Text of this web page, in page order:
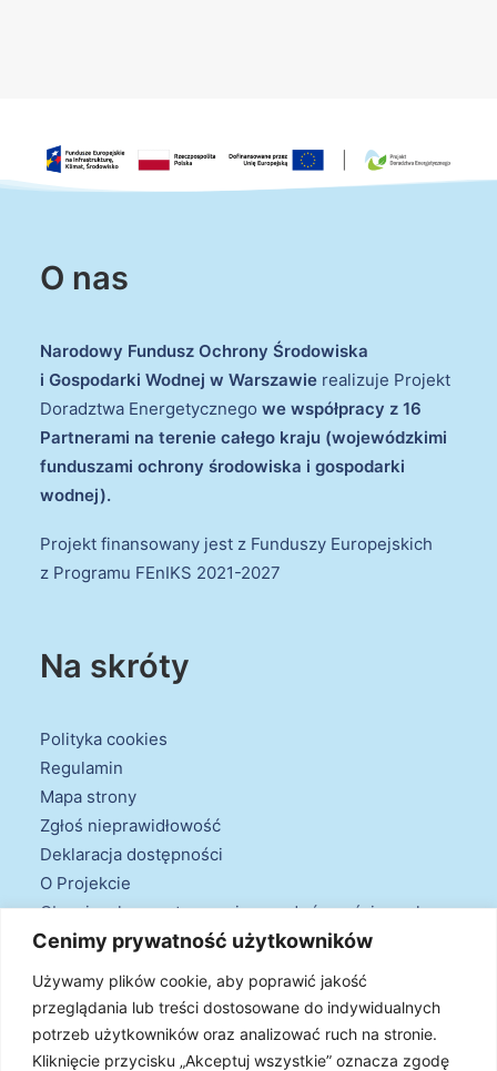
Cenimy prywatność użytkowników
Używamy plików cookie, aby poprawić jakość
przeglądania lub treści dostosowane do indywidualnych
potrzeb użytkowników oraz analizować ruch na stronie.
Kliknięcie przycisku „Akceptuj wszystkie” oznacza zgodę
O nas
Narodowy Fundusz Ochrony Środowiska
i Gospodarki Wodnej w Warszawie realizuje Projekt
Doradztwa Energetycznego we współpracy z 16
Partnerami na terenie całego kraju (wojewódzkimi
funduszami ochrony środowiska i gospodarki
wodnej).
Projekt finansowany jest z Funduszy Europejskich
z Programu FEnIKS 2021-2027
Na skróty
Polityka cookies
Regulamin
Mapa strony
Zgłoś nieprawidłowość
Deklaracja dostępności
O Projekcie
Obowiązek przestrzegania zasad równościowych
oraz warunków podstawowych
Klauzule informacyjne